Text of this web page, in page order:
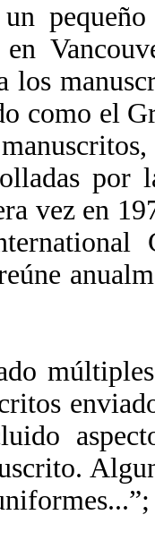
los
como el
por
vez en